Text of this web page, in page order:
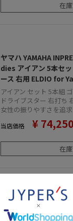
在
ヤマハ YAMAHA
dies アイアン 5本セ
ース 右用 ELDIO for
ボンシャフト 2025年
フ ゴルフクラブ
アイアン セット 5本組
ドライブスター 右打ち
女性の振りやすさを追求
当店価格 ¥ 74,250
在
ヤマハ YAMAHA
D アイアン 4本セット